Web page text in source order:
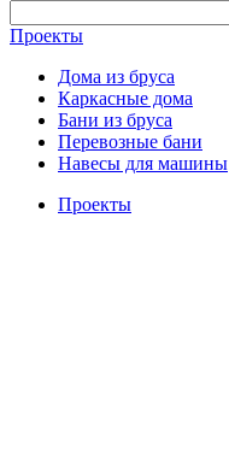
Проекты
Дома из бруса
Каркасные дома
Бани из бруса
Перевозные бани
Навесы для машины
Проекты